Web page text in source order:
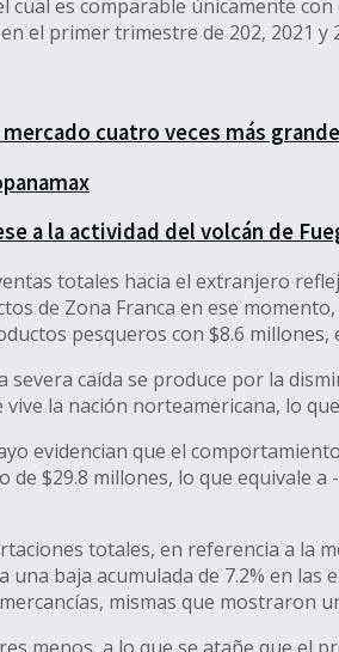
es comparable únicamente
el primer trimestre de 202, 2021 y
cuatro veces más
a la actividad del volcán de
totales hacia el extranjero
de Zona Franca en ese
pesqueros con $8.6
caída se produce por la
la nación norteamericana, lo
evidencian que el
$29.8 millones, lo que equivale a
totales, en referencia a la
baja acumulada de 7.2% en
mismas que mostraron